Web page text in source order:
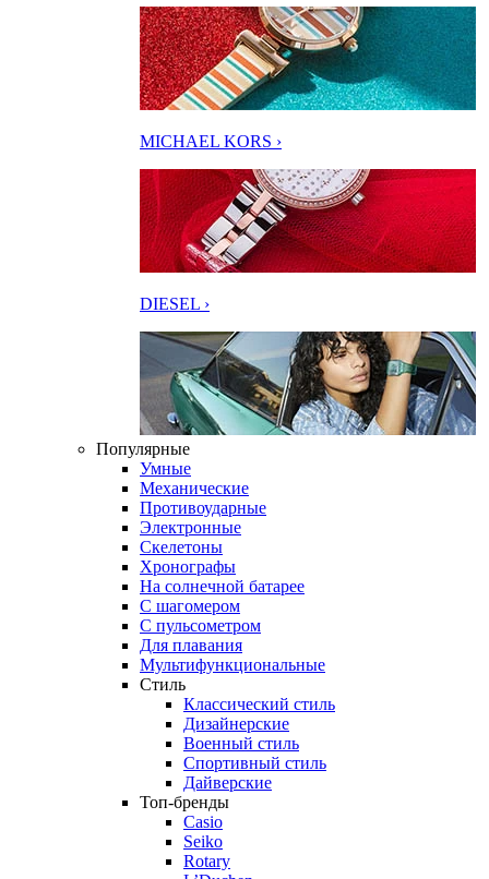
MICHAEL KORS ›
DIESEL ›
Популярные
Умные
Механические
Противоударные
Электронные
Скелетоны
Хронографы
На солнечной батарее
С шагомером
С пульсометром
Для плавания
Мультифункциональные
Стиль
Классический стиль
Дизайнерские
Военный стиль
Спортивный стиль
Дайверские
Топ-бренды
Casio
Seiko
Rotary